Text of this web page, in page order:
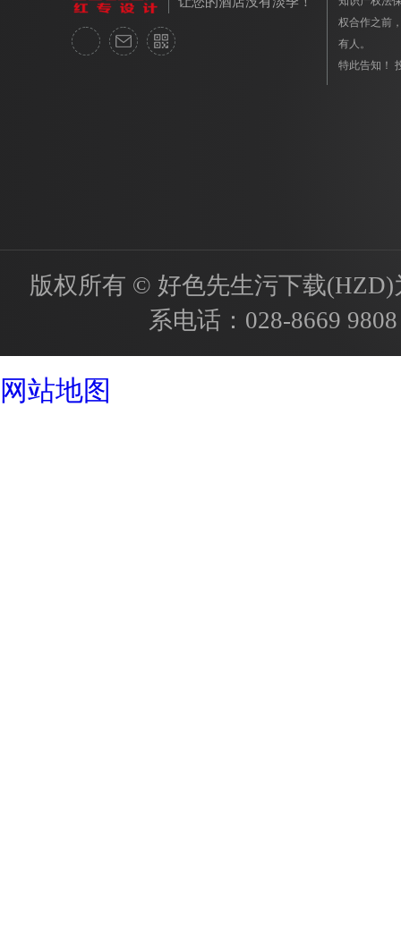
权合作之前
有人。
特此告知！
版权所有 © 好色先生污下载
系电话： 028-8669 9808
网站地图